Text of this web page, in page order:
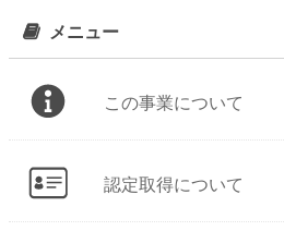
メニュー
この事業について
認定取得について